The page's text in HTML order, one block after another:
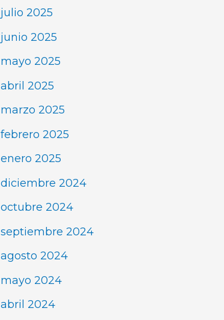
julio 2025
junio 2025
mayo 2025
abril 2025
marzo 2025
febrero 2025
enero 2025
diciembre 2024
octubre 2024
septiembre 2024
agosto 2024
mayo 2024
abril 2024